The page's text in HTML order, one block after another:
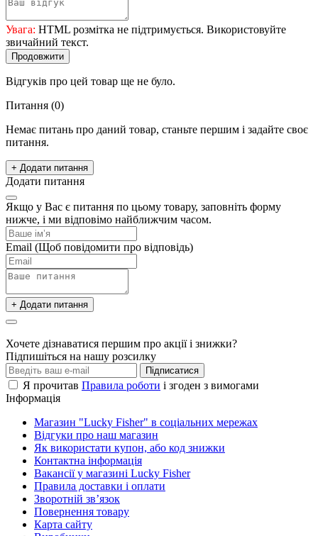
Увага: HTML розмітка не підтримується. Використовуйте
звичайний текст.
Продовжити
Відгуків про цей товар ще не було.
Питання (0)
Немає питань про даний товар, станьте першим і задайте своє
питання.
+ Додати питання
Додати питання
Якщо у Вас є питання по цьому товару, заповніть форму
нижче, і ми відповімо найближчим часом.
Email (Щоб повідомити про відповідь)
+ Додати питання
Хочете дізнаватися першим про акції і знижки?
Підпишіться на нашу розсилку
Підписатися
Я прочитав Правила роботи і згоден з вимогами
Інформація
Магазин "Lucky Fisher" в соціальних мережах
Відгуки про наш магазин
Як використати купон, або код знижки
Контактна інформація
Вакансії у магазині Lucky Fisher
Правила доставки і оплати
Зворотній зв’язок
Повернення товару
Карта сайту